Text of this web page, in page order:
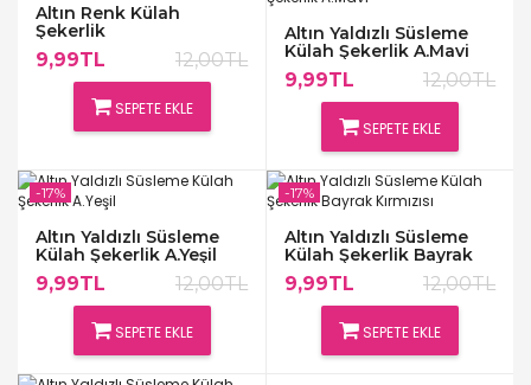
Altın Renk Külah
Şekerlik
9,99TL 12,00TL
SEPETE EKLE
Altın Yaldızlı Süsleme
Külah Şekerlik A.Mavi
9,99TL 12,00TL
SEPETE EKLE
Altın Yaldızlı Süsleme
Külah Şekerlik A.Yeşil
9,99TL 12,00TL
SEPETE EKLE
-17%
Altın Yaldızlı Süsleme
Külah Şekerlik Bayrak
Kırmızısı
9,99TL 12,00TL
SEPETE EKLE
-17%